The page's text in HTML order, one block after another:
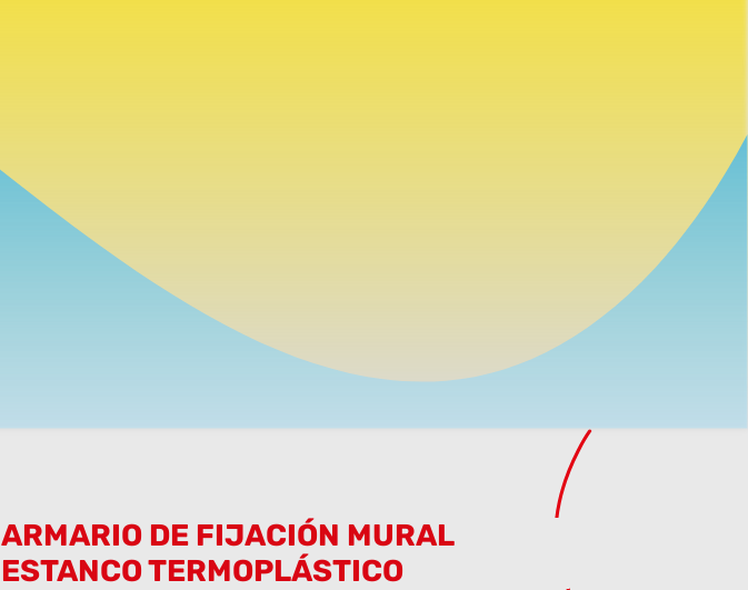
ARMARIO DE FIJACIÓN MURAL
ESTANCO TERMOPLÁSTICO